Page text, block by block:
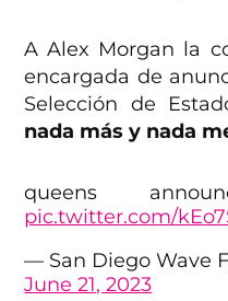
A Alex Morgan la
encargada de
Selección de
nada más y nada
queens
pic.twitter.com/
— San Diego Wave
June 21, 2023